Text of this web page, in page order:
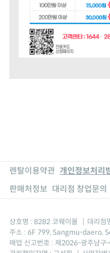
렌탈이용약관 개인정보처리
판매처정보 대리점 창업문의
상호명 : 8282 코웨이몰 대리점
주소 : 6F 799, Sangmu-daero,
매업 신고번호 : 제2026-광주남구